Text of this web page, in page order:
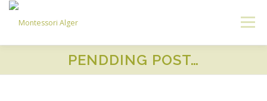
Aller
contenu
Menu
A PROPOS PROGRAMMES
PENDDING POST…